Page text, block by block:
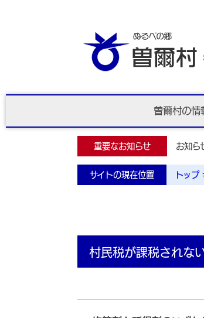
曽爾村の情
重要なお知らせ お知ら
サイトの現在位置 トップ
村民税が課税されな